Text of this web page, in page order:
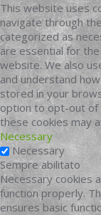
This website uses
navigate through
categorized as
are essential for
website. We also
and understand
stored in your
option to opt-out of
these cookies may
Necessary
Necessary
Sempre abilitato
Necessary cookies
function properly.
ensures basic